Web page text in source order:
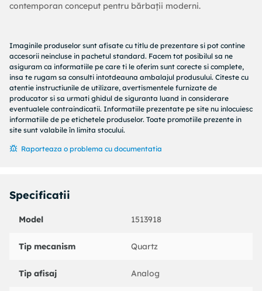
contemporan conceput pentru bărbații moderni.
Imaginile produselor sunt afisate cu titlu de prezentare si pot contine
accesorii neincluse in pachetul standard. Facem tot posibilul sa ne
asiguram ca informatiile pe care ti le oferim sunt corecte si complete,
insa te rugam sa consulti intotdeauna ambalajul produsului. Citeste cu
atentie instructiunile de utilizare, avertismentele furnizate de
producator si sa urmati ghidul de siguranta luand in considerare
eventualele contraindicatii. Informatiile prezentate pe site nu inlocuiesc
informatiile de pe etichetele produselor. Toate promotiile prezente in
site sunt valabile în limita stocului.
Raporteaza o problema cu documentatia
Specificatii
Model 1513918
Tip mecanism Quartz
Tip afisaj Analog